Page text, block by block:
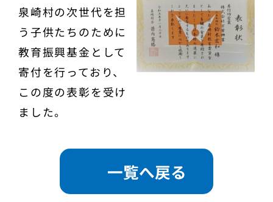
泉崎村の次世代を担
う子供たちのために
教育振興基金として
寄付を行っており、
この度の表彰を受け
ました。
一覧へ戻る